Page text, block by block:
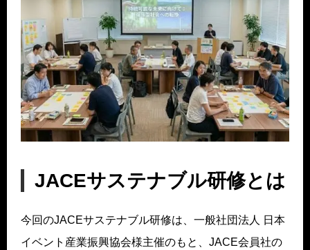
JACEサステナブル研修とは
今回のJACEサステナブル研修は、一般社団法人 日本
イベント産業振興協会様主催のもと、JACE会員社の